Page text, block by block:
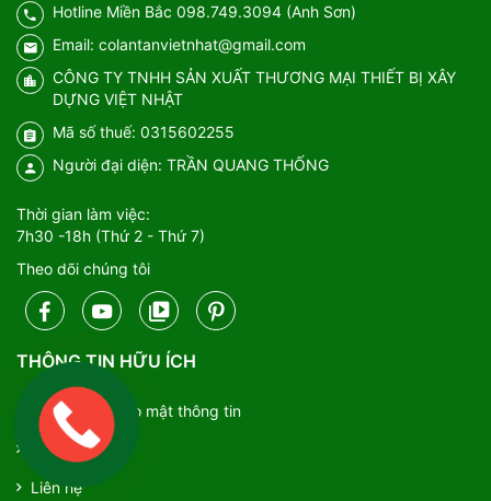
Hotline Miền Bắc 098.749.3094 (Anh Sơn)
Email: colantanvietnhat@gmail.com
CÔNG TY TNHH SẢN XUẤT THƯƠNG MẠI THIẾT BỊ XÂY
DỰNG VIỆT NHẬT
Mã số thuế: 0315602255
Người đại diện: TRẦN QUANG THỐNG
Thời gian làm việc:
7h30 -18h (Thứ 2 - Thứ 7)
Theo dõi chúng tôi
THÔNG TIN HỮU ÍCH
Chính sách bảo mật thông tin
Giới thiệu
Liên hệ